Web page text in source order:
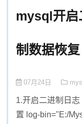
mysql开启
制数据恢复
07月24日
1.开启二进制日
置 log-bin="E:/